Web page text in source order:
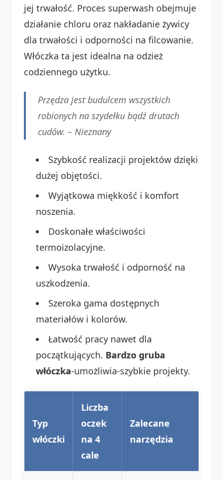
jej trwałość. Proces superwash obejmuje
działanie chloru oraz nakładanie żywicy
dla trwałości i odporności na filcowanie.
Włóczka ta jest idealna na odzież
codziennego użytku.
Przędza jest budulcem wszystkich
robionych na szydełku bądź drutach
cudów. – Nieznany
Szybkość realizacji projektów dzięki
dużej objętości.
Wyjątkowa miękkość i komfort
noszenia.
Doskonałe właściwości
termoizolacyjne.
Wysoka trwałość i odporność na
uszkodzenia.
Szeroka gama dostępnych
materiałów i kolorów.
Łatwość pracy nawet dla
początkujących. Bardzo gruba
włóczka-umożliwia-szybkie projekty.
Typ
włóczki
Liczba
oczek
na 4
cale
Zalecane
narzędzia